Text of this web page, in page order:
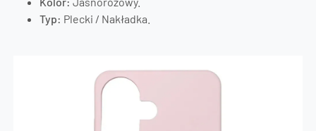
Typ: Plecki / Nakładka.